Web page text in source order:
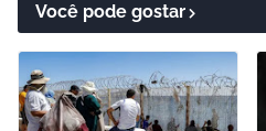
Você pode gostar